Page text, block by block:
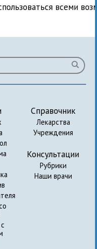
всеми
Справочник
Лекарства
Учреждения
Консультации
Рубрики
Наши врачи